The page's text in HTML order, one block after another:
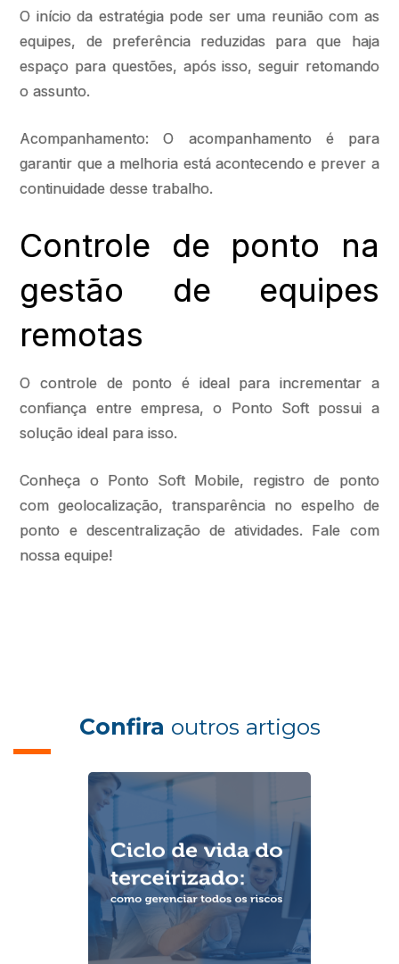
O início da estratégia pode ser uma reunião com as
equipes, de preferência reduzidas para que haja
espaço para questões, após isso, seguir retomando
o assunto.
Acompanhamento: O acompanhamento é para
garantir que a melhoria está acontecendo e prever a
continuidade desse trabalho.
Controle de ponto na
gestão de equipes
remotas
O controle de ponto é ideal para incrementar a
confiança entre empresa, o Ponto Soft possui a
solução ideal para isso.
Conheça o Ponto Soft Mobile, registro de ponto
com geolocalização, transparência no espelho de
ponto e descentralização de atividades. Fale com
nossa equipe!
Confira outros artigos